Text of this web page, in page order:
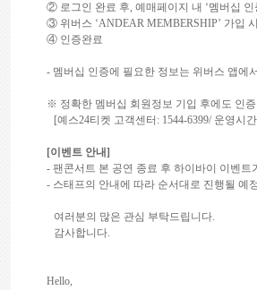
② 로그인 완료 후, 예매페이지 내 ‘멤버십 인
③ 위버스 ‘ANDEAR MEMBERSHIP’ 가입
④ 인증완료
- 멤버십 인증에 필요한 정보는 위버스 앱에
※ 정확한 멤버십 회원정보 기입 후에도 인
[예스24티켓 고객센터 : 1544-6399/ 운영시간
[이벤트 안내]
- 팬콘서트 본 공연 종료 후 하이바이 이벤트
- 스태프의 안내에 따라 순서대로 진행될 예
여러분의 많은 관심 부탁드립니다.
감사합니다.
Hello,